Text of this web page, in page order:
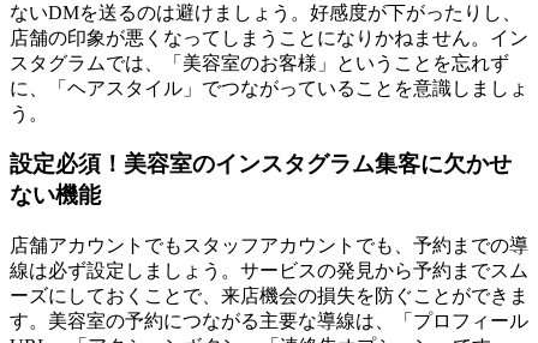
ないDMを送るのは避けましょう。好感度が下がったりし、
店舗の印象が悪くなってしまうことになりかねません。イン
スタグラムでは、「美容室のお客様」ということを忘れず
に、「ヘアスタイル」でつながっていることを意識しましょ
う。
設定必須！美容室のインスタグラム集客に欠かせ
ない機能
店舗アカウントでもスタッフアカウントでも、予約までの導
線は必ず設定しましょう。サービスの発見から予約までスム
ーズにしておくことで、来店機会の損失を防ぐことができま
す。美容室の予約につながる主要な導線は、「プロフィール